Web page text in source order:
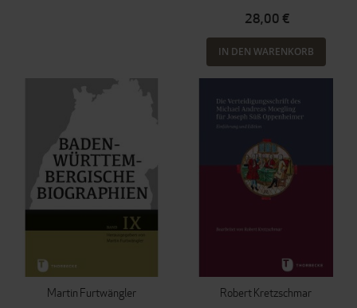
28,00 €
IN DEN WARENKORB
Martin Furtwängler Robert Kretzschmar